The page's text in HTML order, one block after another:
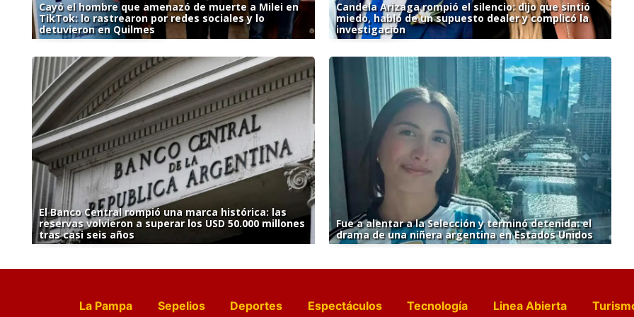
Cayó el hombre que amenazó de muerte a Milei en
TikTok: lo rastrearon por redes sociales y lo
detuvieron en Quilmes
Candela Arizaga rompió el silencio: dijo que sintió
miedo, habló de un supuesto dealer y complicó la
investigación
El Banco Central rompió una marca histórica: las
reservas volvieron a superar los USD 50.000 millones
tras casi seis años
Fue a alentar a la Selección y terminó detenida: el
drama de una niñera argentina en Estados Unidos
La Pampa Sepelios Deportes Espectáculos Tecnología Linea Abierta